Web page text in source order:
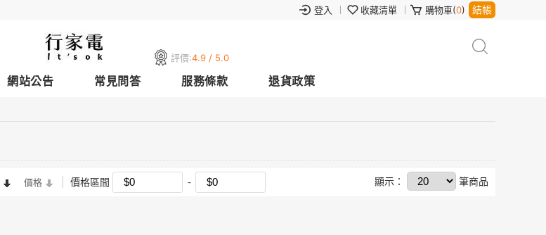
登入 收藏清單 購物車(0) 結帳
評價:4.9 / 5.0
網站公告 常見問答 服務條款 退貨政策
價格 價格區間 顯示： 筆商品